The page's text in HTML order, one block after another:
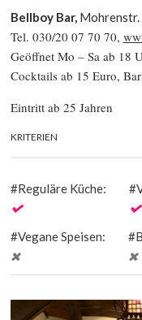
Bellboy Bar,
Tel. 030/20 07 70 70,
Geöffnet Mo – Sa ab 18
Cocktails ab 15 Euro,
Eintritt ab 25 Jahren
KRITERIEN
Reguläre Küche:
Vegane Speisen: